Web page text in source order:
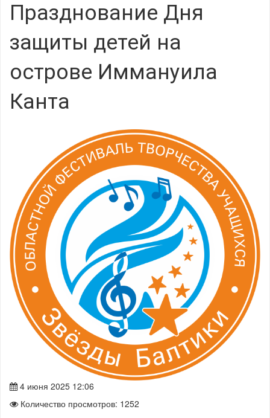
Празднование Дня
защиты детей на
острове Иммануила
Канта
4 июня 2025 12:06
Количество просмотров: 1252